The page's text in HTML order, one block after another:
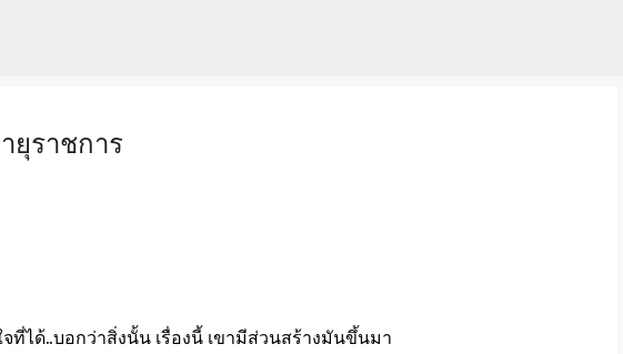
ยุราชการ
ด้..บอกว่าสิ่งนั้น เรื่องนี้ เขามีส่วนสร้างมันขึ้นมา